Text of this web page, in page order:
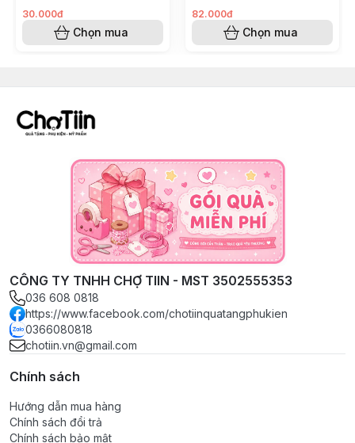
30.000đ
Chọn mua
82.000đ
Chọn mua
CÔNG TY TNHH CHỢ TIIN - MST 3502555353
036 608 0818
https://www.facebook.com/chotiinquatangphukien
0366080818
chotiin.vn@gmail.com
Chính sách
Hướng dẫn mua hàng
Chính sách đổi trả
Chính sách bảo mật